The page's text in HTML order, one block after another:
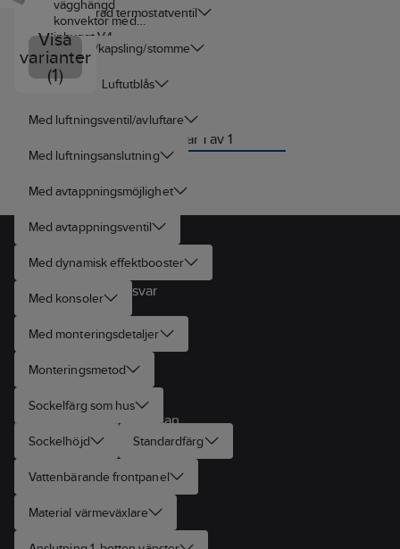
Med integrerad termostatventil
Material hus/kapsling/stomme
Tilluft Luftutblås
Med luftningsventil/avluftare
Med luftningsanslutning
Med avtappningsmöjlighet
Med avtappningsventil
Med dynamisk effektbooster
Med konsoler
Med monteringsdetaljer
Monteringsmetod
Sockelfärg som hus
Sockelhöjd Standardfärg
Vattenbärande frontpanel
Material värmeväxlare
vägghängd
konvektor med
inbyggt V4-
koppel med
förmonterad FLA
insats.
Komplett med
luftventil. OBS!
Ingen plats
rördragning med
Visa
varianter
(1)
Visar 1 av 1
Kontakta oss
Butiker
Vanliga frågor och svar
Om Ahlsell Workwear
Storleksguide
Kataloger
Varumärken
Användarvillkor Hemsidan
Integritetspolicy
Om cookies
Cookie-inställningar
Följ oss